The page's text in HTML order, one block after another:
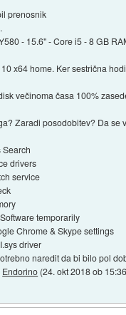
prenosnik
- 15.6" - Core i5 - 8 GB
x64 home. Ker sestrična
večinoma časa 100%
Zaradi posodobitev? Da se
drivers
service
temporarily
Chrome & Skype settings
driver
naredit da bi bilo pol
Endorino (24. okt 2018 ob